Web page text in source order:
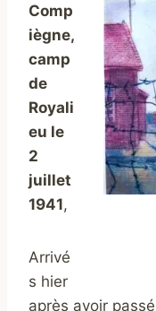
Comp
iègne,
camp
de
Royali
eu le
2
juillet
1941,
Arrivé
s hier
après avoir